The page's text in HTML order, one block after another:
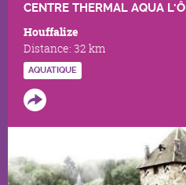
CENTRE THERMAL AQUA L'Ô
Houffalize
Distance: 32 km
AQUATIQUE